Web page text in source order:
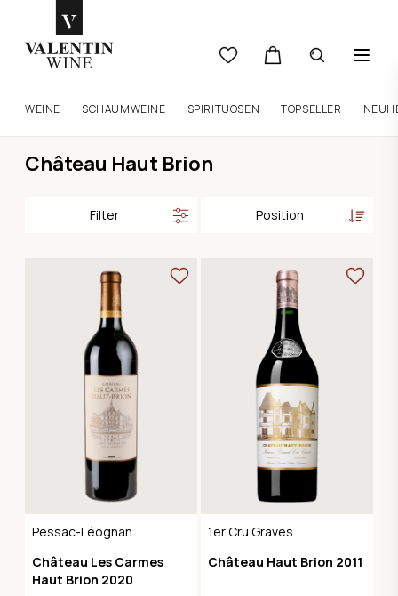
WEINE SCHAUMWEINE SPIRITUOSEN TOPSELLER
Château Haut Brion
Filter
Pessac-Léognan
AOC
Château Les Carmes
Haut Brion 2020
1er Cru Graves
Pessac-Léognan
Château Haut Brion 2011